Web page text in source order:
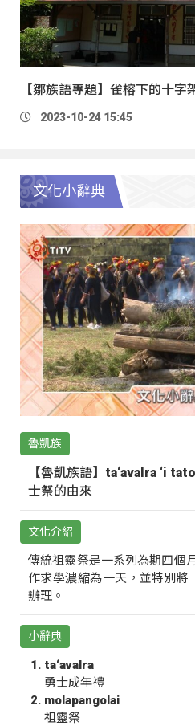
【鄒族語專題】雀榕下的十
2023-10-24 15:45
文化小辭典
魯凱族
【魯凱族語】ta‘avalra ‘i
士祭的由來
文化介紹
傳統祖靈祭是一系列為期四個
作求學濃縮為一天，並特別將
辦理。
小辭典
ta‘avalra
勇士成年禮
molapangolai
祖靈祭